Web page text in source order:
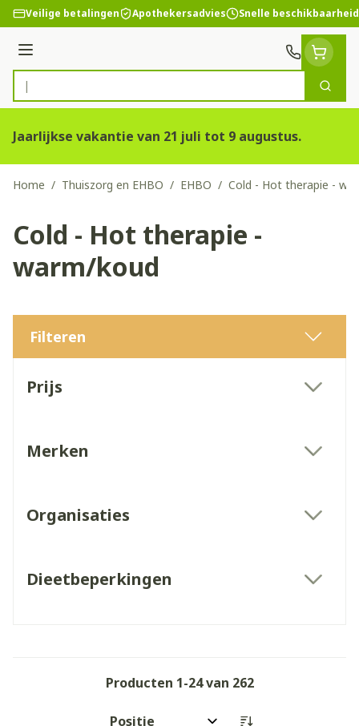
Ga naar de inhoud
Veilige betalingen Apothekersadvies Snelle beschikbaarheid
Menu
Product, merk, categorie...
Zoek
Jaarlijkse vakantie van 21 juli tot 9 augustus.
Home / Thuiszorg en EHBO / EHBO / Cold - Hot therapie -
Cold - Hot therapie -
warm/koud
Filteren
Prijs
Merken
Organisaties
Dieetbeperkingen
Producten 1-24van 262